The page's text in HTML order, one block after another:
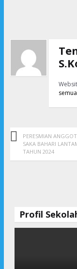
PERESMIAN
SAKA BAHARI
TAHUN 2024
Profil